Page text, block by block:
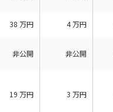
38 万円 4万円
非公開 非公開
19 万円 3 万円